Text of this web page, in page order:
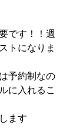
です！！週
トになりま
予約制なの
に入れるこ
ます